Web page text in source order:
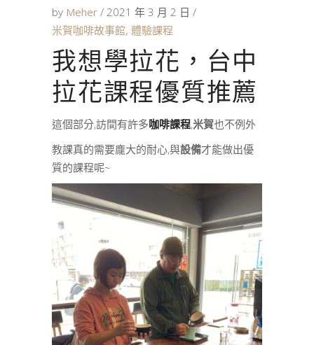
by Meher
2021 年 3 月 2 日
米賀咖啡故事館, 體驗課程
我想學拉花，台中
拉花課程優質推薦
這個部分,訪間有許多咖啡課程,米賀也不例外
教課真的需要龐大的耐心,與設備才能做出優
質的課程呢~